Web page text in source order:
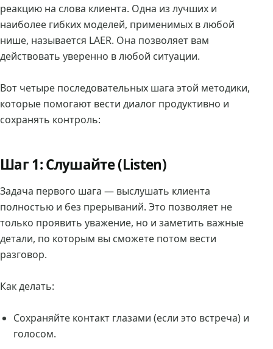
реакцию на слова клиента. Одна из лучших и
наиболее гибких моделей, применимых в любой
нише, называется LAER. Она позволяет вам
действовать уверенно в любой ситуации.
Вот четыре последовательных шага этой методики,
которые помогают вести диалог продуктивно и
сохранять контроль:
Шаг 1: Слушайте (Listen)
Задача первого шага — выслушать клиента
полностью и без прерываний. Это позволяет не
только проявить уважение, но и заметить важные
детали, по которым вы сможете потом вести
разговор.
Как делать:
Сохраняйте контакт глазами (если это встреча) и
голосом.